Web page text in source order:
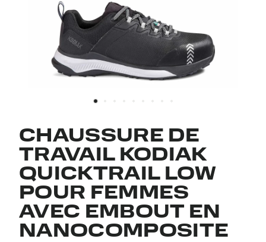
CHAUSSURE DE
TRAVAIL KODIAK
QUICKTRAIL LOW
POUR FEMMES
AVEC EMBOUT EN
NANOCOMPOSITE